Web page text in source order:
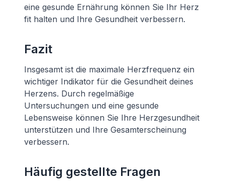
eine gesunde Ernährung können Sie Ihr Herz
fit halten und Ihre Gesundheit verbessern.
Fazit
Insgesamt ist die maximale Herzfrequenz ein
wichtiger Indikator für die Gesundheit deines
Herzens. Durch regelmäßige
Untersuchungen und eine gesunde
Lebensweise können Sie Ihre Herzgesundheit
unterstützen und Ihre Gesamterscheinung
verbessern.
Häufig gestellte Fragen